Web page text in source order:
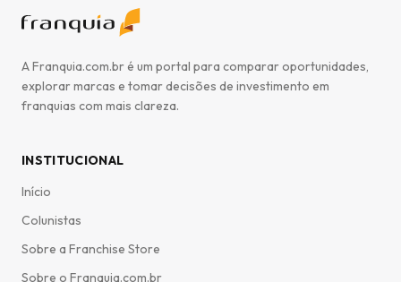
A Franquia.com.br é um portal para comparar oportunidades,
explorar marcas e tomar decisões de investimento em
franquias com mais clareza.
INSTITUCIONAL
Início
Colunistas
Sobre a Franchise Store
Sobre o Franquia.com.br